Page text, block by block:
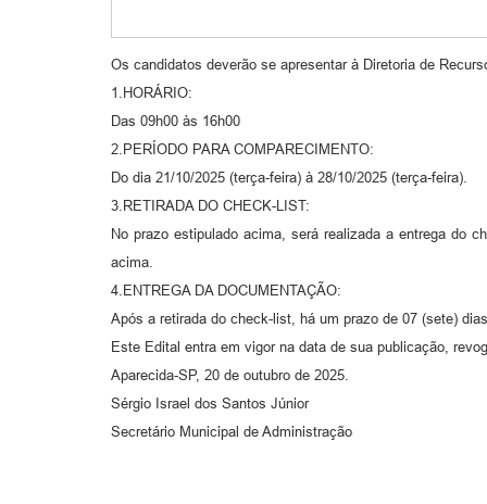
Os candidatos deverão se apresentar à Diretoria de
1.HORÁRIO:
Das 09h00 às 16h00
2.PERÍODO PARA COMPARECIMENTO:
Do dia 21/10/2025 (terça-feira) à 28/10/2025 (terça-feira).
3.RETIRADA DO CHECK-LIST:
No prazo estipulado acima, será realizada a entrega do
acima.
4.ENTREGA DA DOCUMENTAÇÃO:
Após a retirada do check-list, há um prazo de 07 (sete)
Este Edital entra em vigor na data de sua publicação,
Aparecida-SP, 20 de outubro de 2025.
Sérgio Israel dos Santos Júnior
Secretário Municipal de Administração